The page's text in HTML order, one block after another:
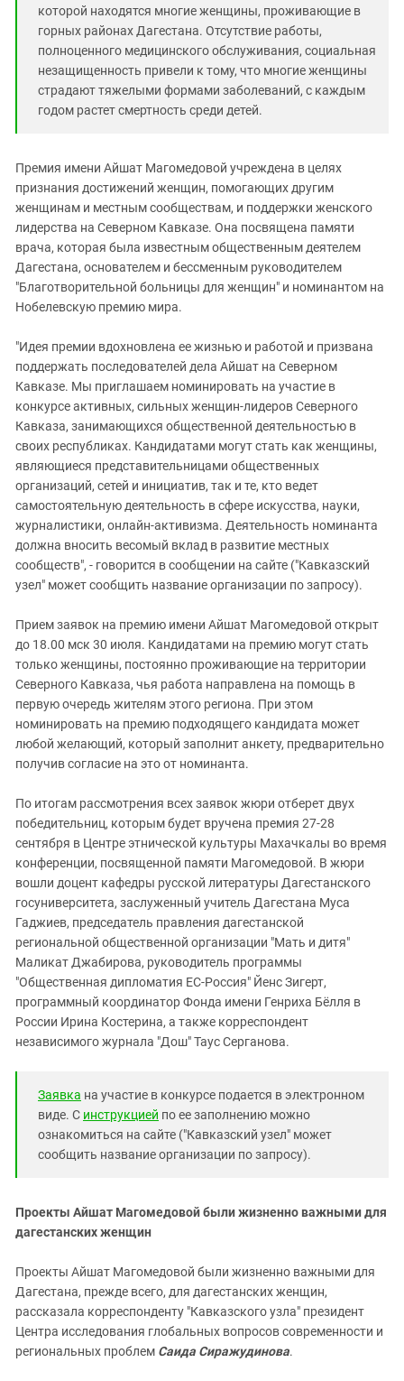
которой находятся многие женщины, проживающие в
горных районах Дагестана. Отсутствие работы,
полноценного медицинского обслуживания, социальная
незащищенность привели к тому, что многие женщины
страдают тяжелыми формами заболеваний, с каждым
годом растет смертность среди детей.
Премия имени Айшат Магомедовой учреждена в целях
признания достижений женщин, помогающих другим
женщинам и местным сообществам, и поддержки женского
лидерства на Северном Кавказе. Она посвящена памяти
врача, которая была известным общественным деятелем
Дагестана, основателем и бессменным руководителем
"Благотворительной больницы для женщин" и номинантом на
Нобелевскую премию мира.
"Идея премии вдохновлена ее жизнью и работой и призвана
поддержать последователей дела Айшат на Северном
Кавказе. Мы приглашаем номинировать на участие в
конкурсе активных, сильных женщин-лидеров Северного
Кавказа, занимающихся общественной деятельностью в
своих республиках. Кандидатами могут стать как женщины,
являющиеся представительницами общественных
организаций, сетей и инициатив, так и те, кто ведет
самостоятельную деятельность в сфере искусства, науки,
журналистики, онлайн-активизма. Деятельность номинанта
должна вносить весомый вклад в развитие местных
сообществ", - говорится в сообщении на сайте ("Кавказский
узел" может сообщить название организации по запросу).
Прием заявок на премию имени Айшат Магомедовой открыт
до 18.00 мск 30 июля. Кандидатами на премию могут стать
только женщины, постоянно проживающие на территории
Северного Кавказа, чья работа направлена на помощь в
первую очередь жителям этого региона. При этом
номинировать на премию подходящего кандидата может
любой желающий, который заполнит анкету, предварительно
получив согласие на это от номинанта.
По итогам рассмотрения всех заявок жюри отберет двух
победительниц, которым будет вручена премия 27-28
сентября в Центре этнической культуры Махачкалы во время
конференции, посвященной памяти Магомедовой. В жюри
вошли доцент кафедры русской литературы Дагестанского
госуниверситета, заслуженный учитель Дагестана Муса
Гаджиев, председатель правления дагестанской
региональной общественной организации "Мать и дитя"
Маликат Джабирова, руководитель программы
"Общественная дипломатия ЕС-Россия" Йенс Зигерт,
программный координатор Фонда имени Генриха Бёлля в
России Ирина Костерина, а также корреспондент
независимого журнала "Дош" Таус Серганова.
Заявка на участие в конкурсе подается в электронном
виде. С инструкцией по ее заполнению можно
ознакомиться на сайте ("Кавказский узел" может
сообщить название организации по запросу).
Проекты Айшат Магомедовой были жизненно важными для
дагестанских женщин
Проекты Айшат Магомедовой были жизненно важными для
Дагестана, прежде всего, для дагестанских женщин,
рассказала корреспонденту "Кавказского узла" президент
Центра исследования глобальных вопросов современности и
региональных проблем Саида Сиражудинова.